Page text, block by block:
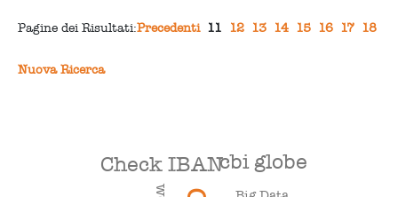
Pagine dei Risultati:Precedenti 11 12 13 14 15 16 17 18
Nuova Ricerca
cbi globe
Check IBAN